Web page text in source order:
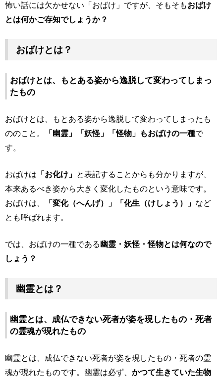
怖い話には欠かせない「おばけ」ですが、そもそもおばけ
とは何かご存知でしょうか？
おばけとは？
おばけとは、もとある姿から逸脱して変わってしまっ
たもの
おばけとは、もとある姿から逸脱して変わってしまったも
ののこと。
「幽霊」「妖怪」「怪物」もおばけの一種で
す。
おばけは 「お化け」 と表記することからも分かりますが、
本来あるべき姿から大きく変化したものという意味です。
おばけは、
「変化（へんげ）」「化生（けしょう）」 など
とも呼ばれます。
では、おばけの一種である幽霊・妖怪・怪物とは何なので
しょう？
幽霊とは？
幽霊とは、成仏できない死者が姿を現したもの・死者
の霊魂が現れたもの
幽霊とは、成仏できない死者が姿を現したもの・死者の霊
魂が現れたものです。幽霊は必ず、 かつて生きていた生物